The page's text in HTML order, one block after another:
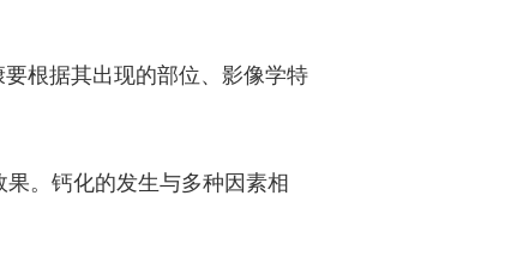
根据其出现的部位、影像学特
。钙化的发生与多种因素相